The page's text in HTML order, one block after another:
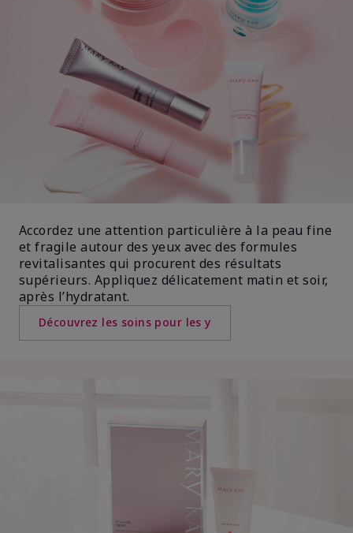
Accordez une attention particulière à la peau fine
et fragile autour des yeux avec des formules
revitalisantes qui procurent des résultats
supérieurs. Appliquez délicatement matin et soir,
après l’hydratant.
Découvrez les soins pour les y